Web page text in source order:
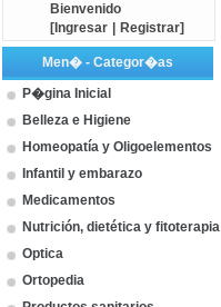
Bienvenido
[ Ingresar Registrar]
Men� - Categor�as
P�gina Inicial
Belleza e Higiene
Homeopatía y Oligoelementos
Infantil y embarazo
Medicamentos
Nutrición, dietética y fitoterapia
Optica
Ortopedia